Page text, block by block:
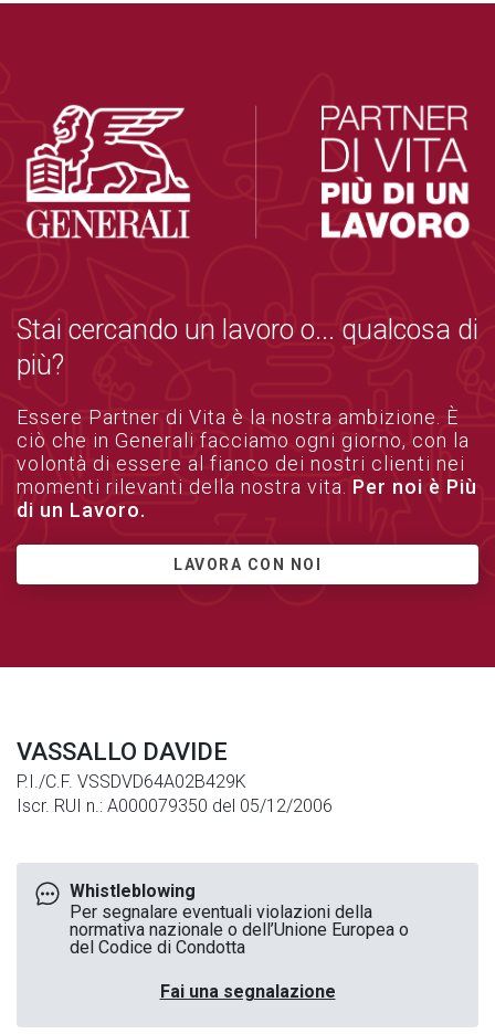
Stai cercando un lavoro o... qualcosa di
più?
Essere Partner di Vita è la nostra ambizione. È
ciò che in Generali facciamo ogni giorno, con la
volontà di essere al fianco dei nostri clienti nei
momenti rilevanti della nostra vita. Per noi è Più
di un Lavoro.
LAVORA CON NOI
VASSALLO DAVIDE
P.I./C.F. VSSDVD64A02B429K
Iscr. RUI n.: A000079350 del 05/12/2006
Whistleblowing
Per segnalare eventuali violazioni della
normativa nazionale o dell’Unione Europea o
del Codice di Condotta
Fai una segnalazione